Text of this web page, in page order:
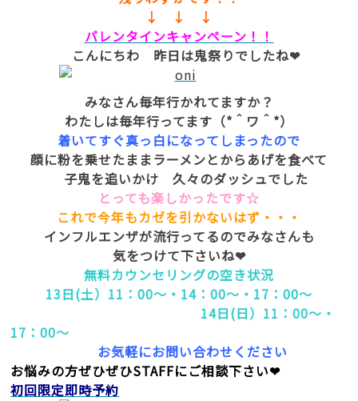
↓ ↓ ↓
バレンタインキャンペーン！！
こんにちわ 昨日は鬼祭りでしたね❤
みなさん毎年行かれてますか？
わたしは毎年行ってます（*＾ワ＾*）
着いてすぐ真っ白になってしまったので
顔に粉を乗せたままラーメンとからあげを食べて
子鬼を追いかけ 久々のダッシュでした
とっても楽しかったです☆
これで今年もカゼを引かないはず・・・
インフルエンザが流行ってるのでみなさんも
気をつけて下さいね❤
無料カウンセリングの空き状況
13日(土）11：00～・14：00～・17：00～
14日(日）11：00～・
17：00～
お気軽にお問い合わせください
お悩みの方ぜひぜひSTAFFにご相談下さい❤
初回限定即時予約